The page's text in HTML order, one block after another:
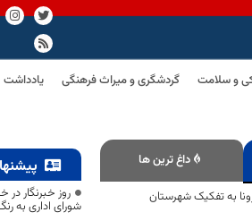
و سلامت گردشگری و میراث فرهنگی یادداشت
داغ ترین ها
به تفکیک شهرستان روز خبرنگار در
شورای اداری به